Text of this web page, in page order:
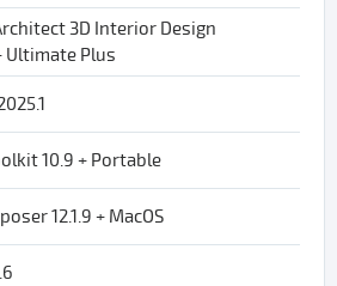
3D Interior Design
Ultimate Plus
10.9 + Portable
12.1.9 + MacOS